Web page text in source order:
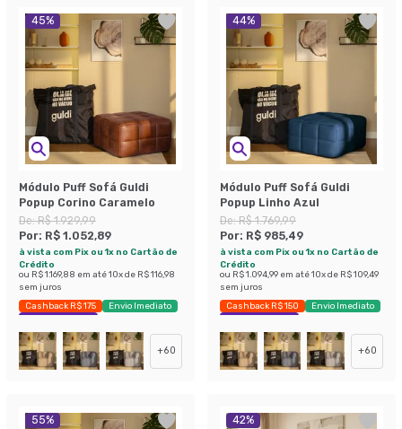
45%
Módulo Puff Sofá Guldi
Popup Corino Caramelo
De:R$ 1.929,99
Por: R$ 1.052,89
à vista com Pix ou 1x no Cartão de
Crédito
ou R$ 1.169,88 em até10x de R$ 116,98
sem juros
Cashback R$ 175
Envio Imediato
Exclusivo Mobly
+60
44%
Módulo Puff Sofá Guldi
Popup Linho Azul
De:R$ 1.769,99
Por: R$ 985,49
à vista com Pix ou 1x no Cartão de
Crédito
ou R$ 1.094,99 em até10x de R$ 109,49
sem juros
Cashback R$ 150
Envio Imediato
Exclusivo Mobly
+60
55% 42%